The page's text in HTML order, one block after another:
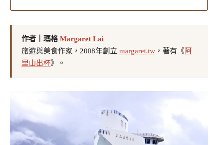
作者｜瑪格Margaret Lai
旅遊與美食作家，2008年創立 margaret.tw ，著有《阿
里山出杯》。